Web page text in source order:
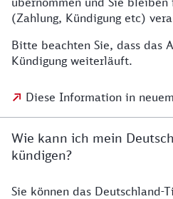
(Zahlung, Kündigung etc)
Bitte beachten Sie, dass das
Kündigung weiterläuft.
Diese Information in
Wie kann ich mein
kündigen?
Sie können das Deutschland-